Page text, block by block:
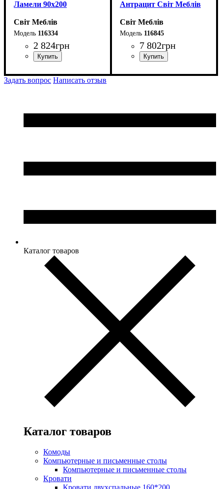
Ламели 90х200
Світ Меблів
116334
2 824грн
Антрацит Світ Меблів
Світ Меблів
116845
7 802грн
Задать вопрос Написать отзыв
Каталог товаров
Каталог товаров
Комоды
Компьютерные и письменные столы
Компьютерные и письменные столы
Кровати